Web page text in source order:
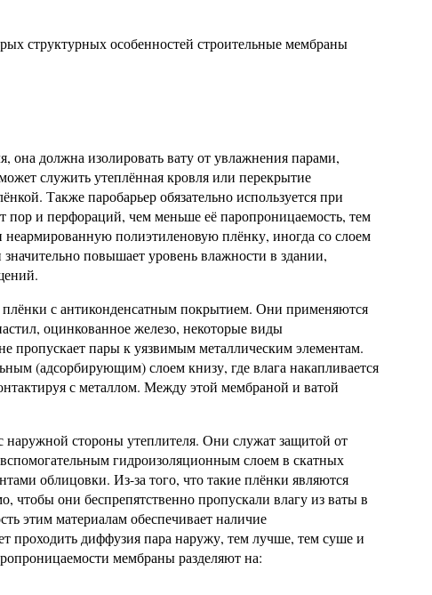
структурных особенностей строительные мембраны
она должна изолировать вату от увлажнения парами,
служить утеплённая кровля или перекрытие
Также паробарьер обязательно используется при
пор и перфораций, чем меньше её паропроницаемость, тем
полиэтиленовую плёнку, иногда со слоем
повышает уровень влажности в здании,
с антиконденсатным покрытием. Они применяются
оцинкованное железо, некоторые виды
пропускает пары к уязвимым металлическим элементам.
(адсорбирующим) слоем книзу, где влага накапливается
с металлом. Между этой мембраной и ватой
стороны утеплителя. Они служат защитой от
гидроизоляционным слоем в скатных
облицовки. Из-за того, что такие плёнки являются
они беспрепятственно пропускали влагу из ваты в
этим материалам обеспечивает наличие
проходить диффузия пара наружу, тем лучше, тем суше и
мембраны разделяют на: